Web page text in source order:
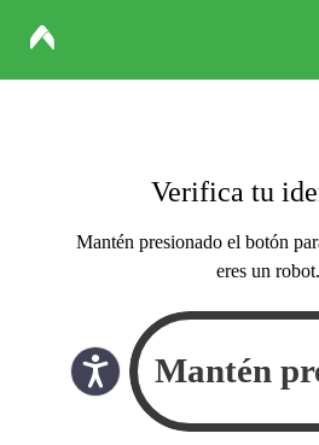
Verifica tu
Mantén presionado el botón
eres un robot.